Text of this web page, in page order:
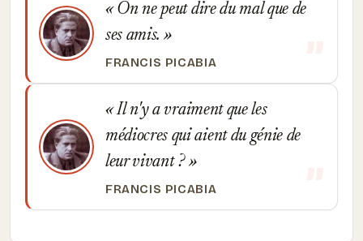
On ne peut dire du mal que de
ses amis.
FRANCIS PICABIA
Il n'y a vraiment que les
médiocres qui aient du génie de
leur vivant ?
FRANCIS PICABIA